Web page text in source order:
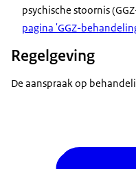
psychische stoornis
pagina 'GGZ-
Regelgeving
De aanspraak op